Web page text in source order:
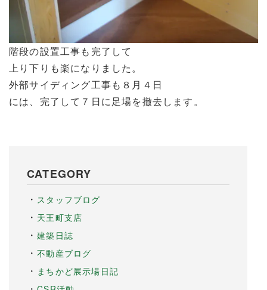
階段の設置工事も完了して
上り下りも楽になりました。
外部サイディング工事も８月４日
には、完了して７日に足場を撤去します。
CATEGORY
スタッフブログ
天王町支店
建築日誌
不動産ブログ
まちかど展示場日記